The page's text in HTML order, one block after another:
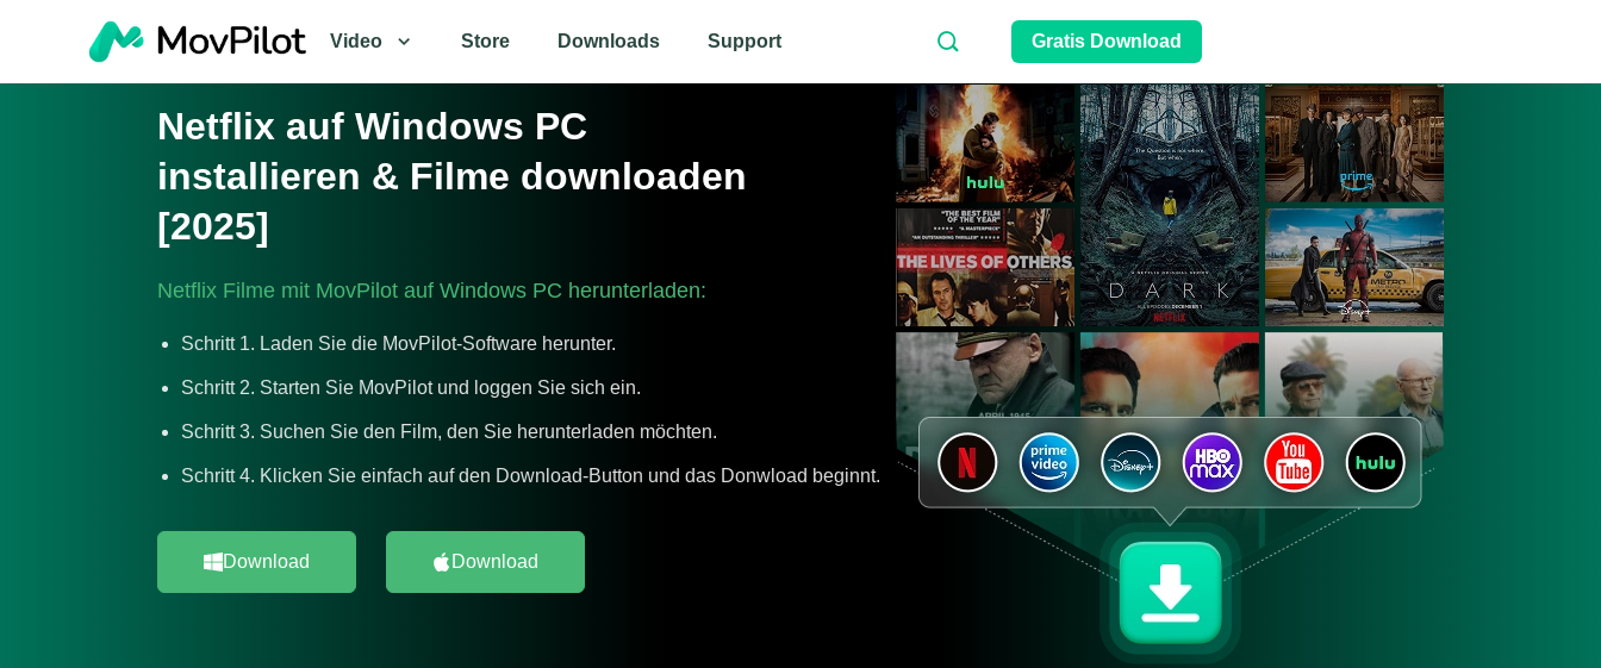
Video Store Downloads Support Gratis Download
Netflix auf Windows PC
installieren & Filme downloaden
[2025]
Netflix Filme mit MovPilot auf Windows PC herunterladen:
Schritt 1. Laden Sie die MovPilot-Software herunter.
Schritt 2. Starten Sie MovPilot und loggen Sie sich ein.
Schritt 3. Suchen Sie den Film, den Sie herunterladen möchten.
Schritt 4. Klicken Sie einfach auf den Download-Button und das Donwload beginnt.
Download Download